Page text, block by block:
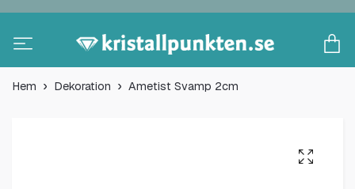
Hem Dekoration Ametist Svamp 2cm